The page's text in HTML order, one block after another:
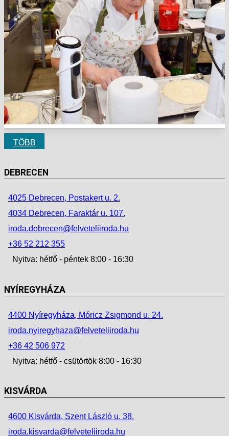
TÖBB
DEBRECEN
4025 Debrecen, Postakert u. 2.
4034 Debrecen, Faraktár u. 107.
iroda.debrecen@felveteliiroda.hu
+36 52 212 355
Nyitva: hétfő - péntek 8:00 - 16:30
NYÍREGYHÁZA
4400 Nyíregyháza, Móricz Zsigmond u. 24.
iroda.nyiregyhaza@felveteliiroda.hu
+36 42 506 972
Nyitva: hétfő - csütörtök 8:00 - 16:30
KISVÁRDA
4600 Kisvárda, Szent László u. 38.
iroda.kisvarda@felveteliiroda.hu